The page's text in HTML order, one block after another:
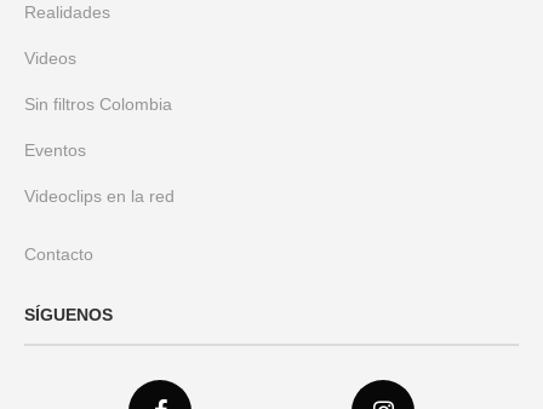
Realidades
Videos
Sin filtros Colombia
Eventos
Videoclips en la red
Contacto
SÍGUENOS